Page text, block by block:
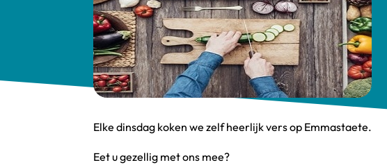
Elke dinsdag koken we zelf heerlijk vers op Emmastaete.
Eet u gezellig met ons mee?